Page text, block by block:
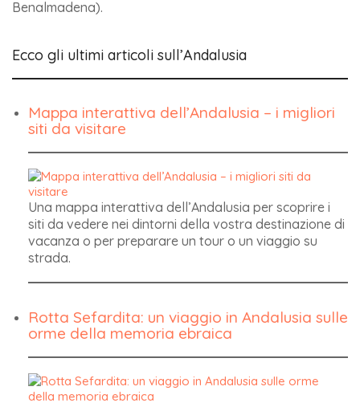
Benalmadena).
Ecco gli ultimi articoli sull’Andalusia
Mappa interattiva dell’Andalusia – i migliori
siti da visitare
Una mappa interattiva dell’Andalusia per scoprire i
siti da vedere nei dintorni della vostra destinazione di
vacanza o per preparare un tour o un viaggio su
strada.
Rotta Sefardita: un viaggio in Andalusia sulle
orme della memoria ebraica